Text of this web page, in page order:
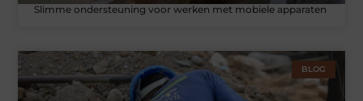
Slimme ondersteuning voor werken met mobiele apparaten
BLOG